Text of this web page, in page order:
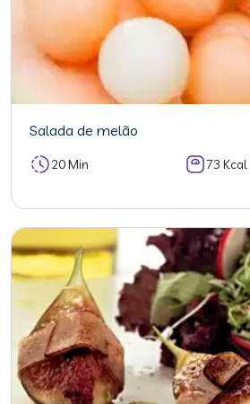
Salada de melão
20 Min 73 Kcal